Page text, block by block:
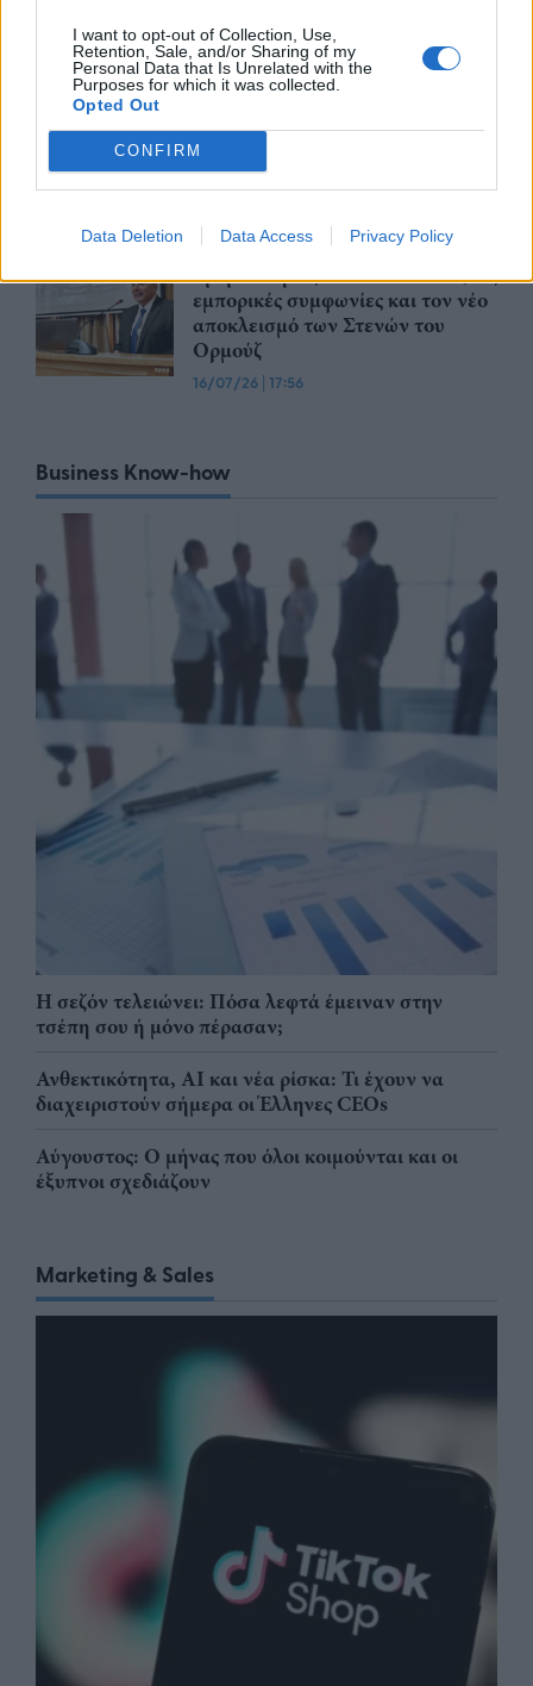
I want to opt-out of Collection, Use,
Retention, Sale, and/or Sharing of my
Personal Data that Is Unrelated with the
Purposes for which it was collected.
Opted Out
CONFIRM
Data Deletion Data Access Privacy Policy
29/07/26|15:21
Ο GR.EC.A. έλαβε μέρος στο 21st
με την καταπολέμηση του
παράνομου ηλεκτρονικού
εμπορίου
ΕΒΕΠ: Το τίμημα της
αβεβαιότητας από τα «διόδια», τις
εμπορικές συμφωνίες και τον νέο
αποκλεισμό των Στενών του
Ορμούζ
16/07/26 | 17:56
Business Know-how
Η σεζόν τελειώνει: Πόσα λεφτά έμειναν στην
τσέπη σου ή μόνο πέρασαν;
Ανθεκτικότητα, AI και νέα ρίσκα: Τι έχουν να
διαχειριστούν σήμερα οι Έλληνες CEOs
Αύγουστος: Ο μήνας που όλοι κοιμούνται και οι
έξυπνοι σχεδιάζουν
Marketing & Sales